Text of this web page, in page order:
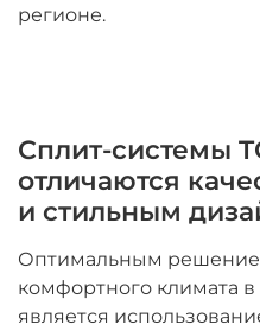
регионе.
Сплит-системы
отличаются
и стильным
Оптимальным
комфортного климата
является